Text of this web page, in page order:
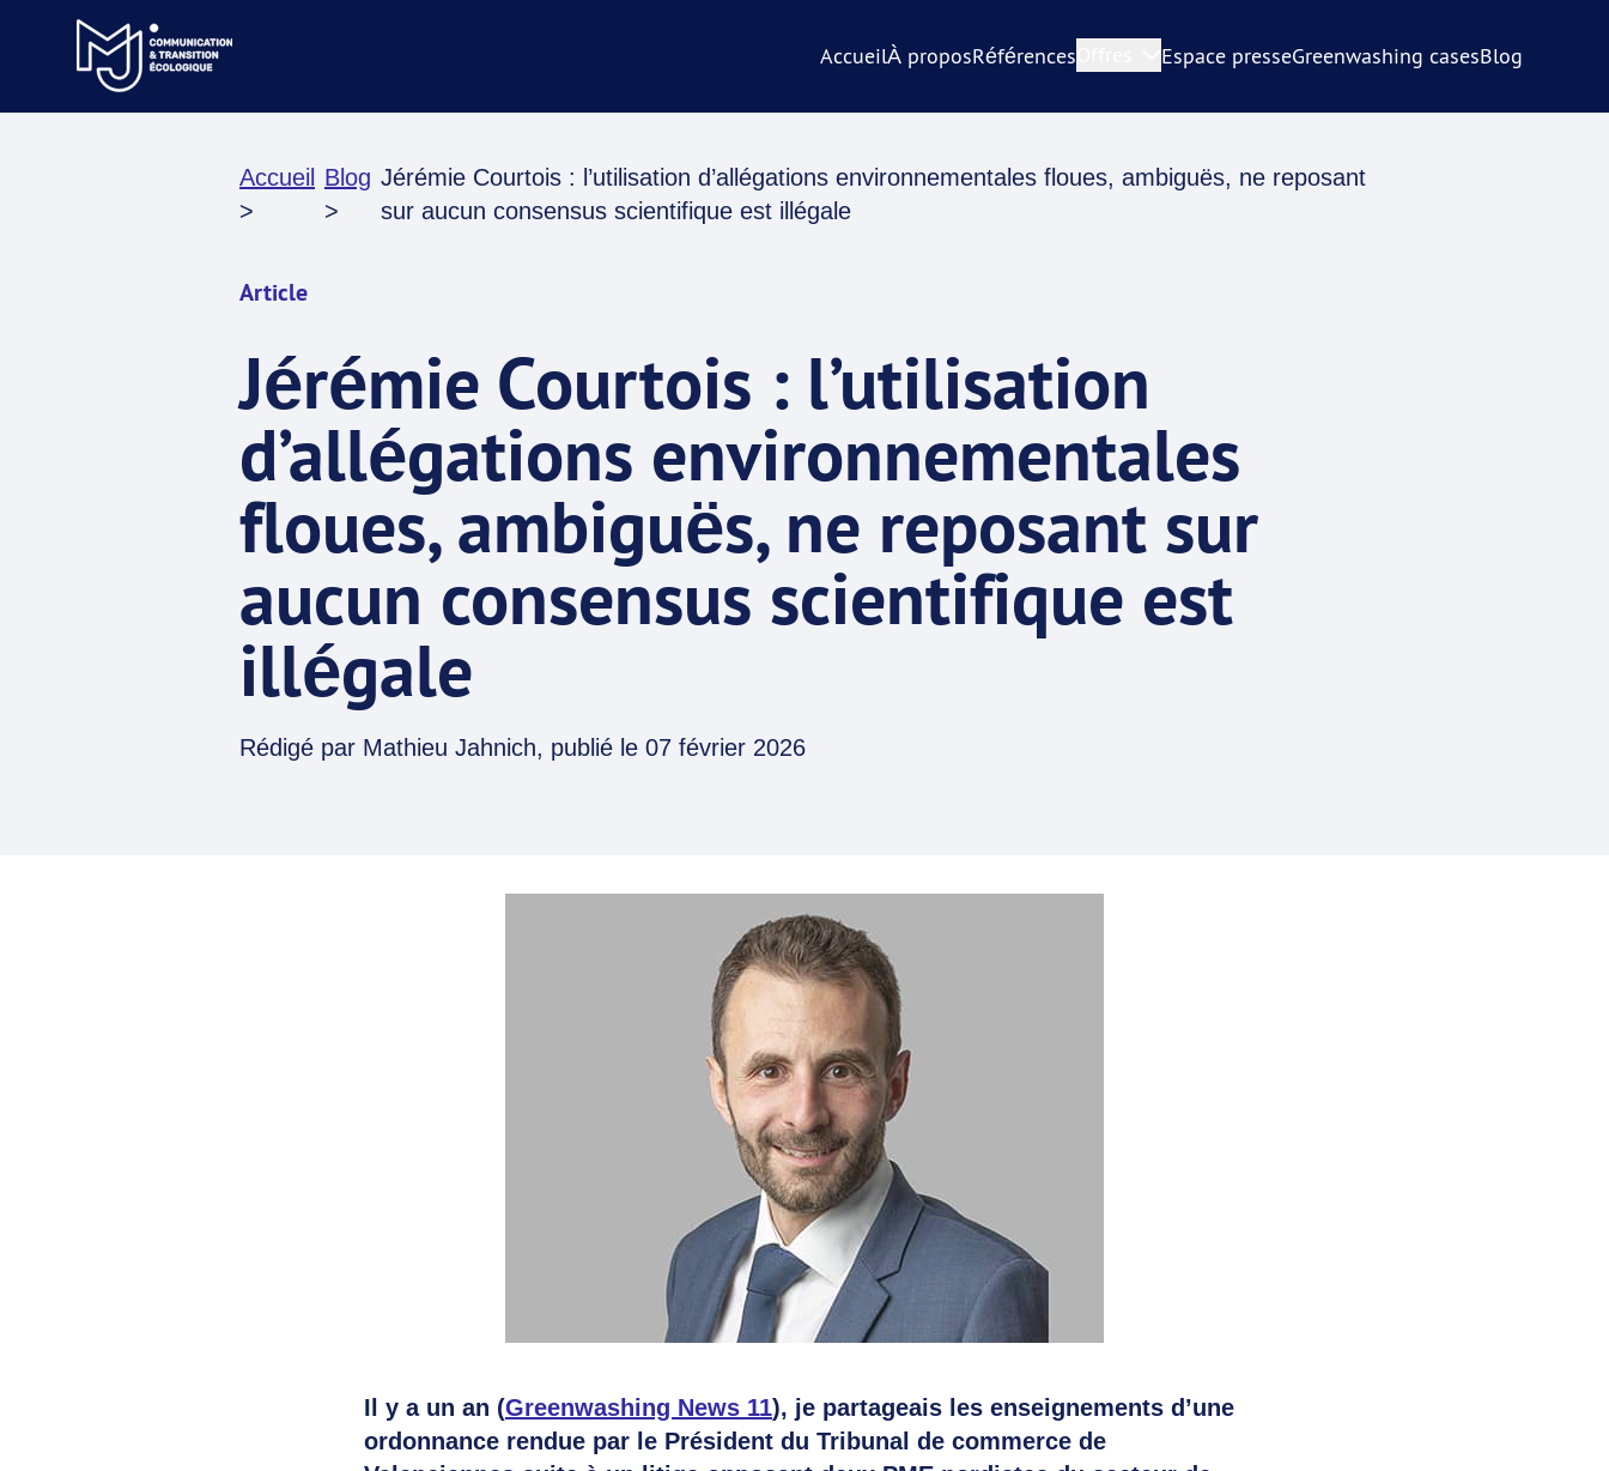
AccueilÀ proposRéférences Espace presseGreenwashing casesBlog
Accueil
>
Blog
>
Jérémie Courtois : l’utilisation d’allégations environnementales floues, ambiguës, ne reposant
sur aucun consensus scientifique est illégale
Article
Jérémie Courtois : l’utilisation
d’allégations environnementales
floues, ambiguës, ne reposant sur
aucun consensus scientifique est
illégale
Rédigé par Mathieu Jahnich, publié le 07 février 2026
Il y a un an (Greenwashing News 11), je partageais les enseignements d’une
ordonnance rendue par le Président du Tribunal de commerce de